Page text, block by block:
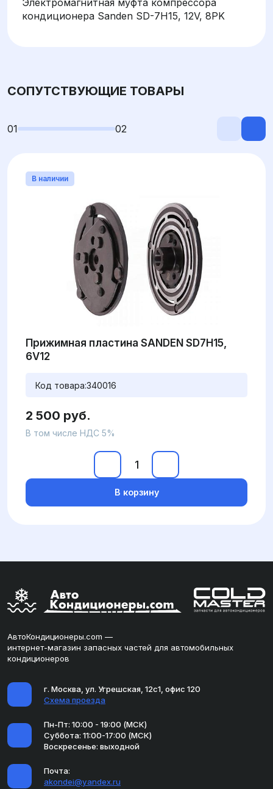
Электромагнитная муфта компрессора
кондиционера Sanden SD-7H15, 12V, 8PK
СОПУТСТВУЮЩИЕ ТОВАРЫ
01 02
В наличии
Прижимная пластина SANDEN SD7H15,
6V12
Код товара:340016
2 500 руб.
В том числе НДС 5%
В корзину
АвтоКондиционеры.com —
интернет-магазин запасных частей для автомобильных
кондиционеров
г. Москва, ул. Угрешская, 12с1, офис 120
Схема проезда
Пн-Пт: 10:00 - 19:00 (МСК)
Суббота: 11:00-17:00 (МСК)
Воскресенье: выходной
Почта:
akondei@yandex.ru